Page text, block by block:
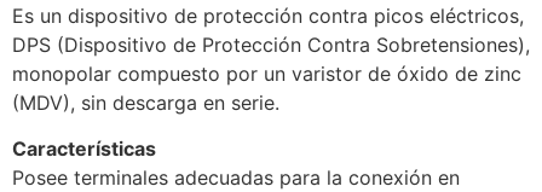
Es un dispositivo de protección contra picos eléctricos,
DPS (Dispositivo de Protección Contra Sobretensiones),
monopolar compuesto por un varistor de óxido de zinc
(MDV), sin descarga en serie.
Características
Posee terminales adecuadas para la conexión en